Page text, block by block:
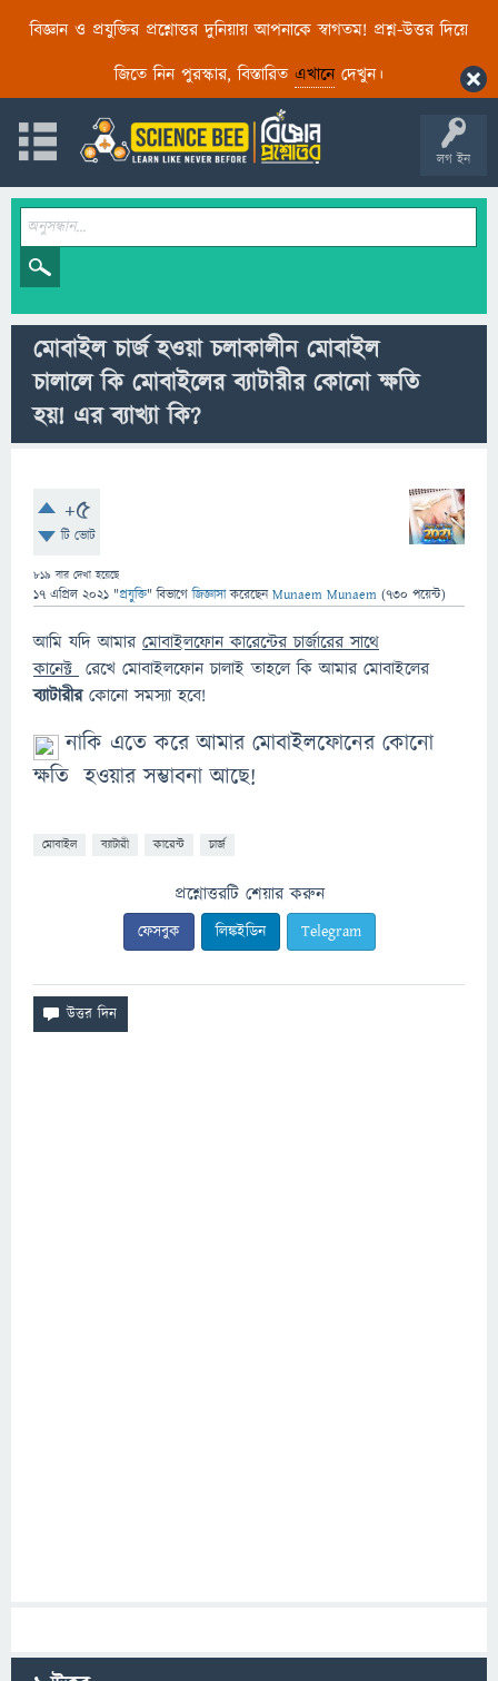
বিজ্ঞান ও প্রযুক্তির প্রশ্নোত্তর দুনিয়ায় আপনাকে স্বাগতম! প্রশ্ন-উত্তর দিয়ে
জিতে নিন পুরস্কার, বিস্তারিত এখানেদেখুন।
লগ ইন
মোবাইল চার্জ হওয়া চলাকালীন মোবাইল
চালালে কি মোবাইলের ব্যাটারীর কোনো ক্ষতি
হয়! এর ব্যাখ্যা কি?
+5
টি ভোট
819 বার দেখা হয়েছে
17 এপ্রিল 2021 "প্রযুক্তি" বিভাগে জিজ্ঞাসাকরেছেনMunaem Munaem (730 পয়েন্ট)
আমি যদি আমার মোবাইলফোন কারেন্টের চার্জারের সাথে
কানেক্ট রেখে মোবাইলফোন চালাই তাহলে কি আমার মোবাইলের
ব্যাটারীরকোনো সমস্যা হবে!
নাকি এতে করে আমার মোবাইলফোনের কোনো
ক্ষতি হওয়ার সম্ভাবনা আছে!
মোবাইল ব্যাটারী কারেন্ট চার্জ
প্রশ্নোত্তরটি শেয়ার করুন
ফেসবুক লিঙ্কইডিন Telegram